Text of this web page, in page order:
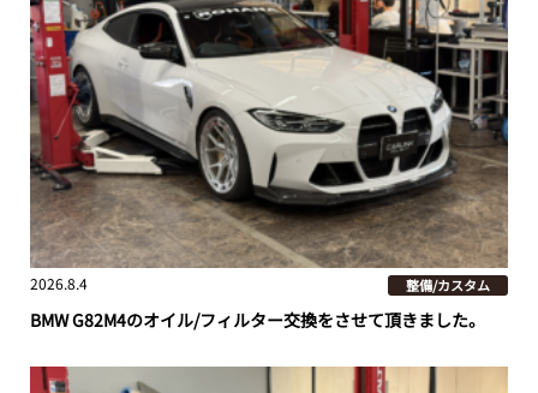
2026.8.4 整備/カスタム
BMW G82M4のオイル/フィルター交換をさせて頂きました。